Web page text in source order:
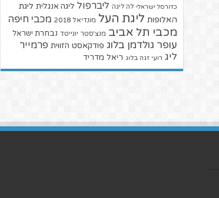
כדורסל ישראלי לה ליגה ליברפול ליגה אנגלית ליגת
האלופות ליגת העל מונדיאל 2018 מכבי חיפה
מכבי תל אביב מנצ'סטר יונייטד נבחרת ישראל
עופר גולדמן בלוג פודקאסט הזווית פרמייר
ליג רועי זגה בלוג ריאל מדריד